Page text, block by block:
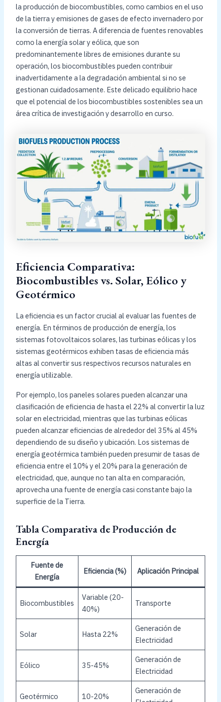
la producción de biocombustibles, como cambios en el uso
de la tierra y emisiones de gases de efecto invernadero por
la conversión de tierras. A diferencia de fuentes renovables
como la energía solar y eólica, que son
predominantemente libres de emisiones durante su
operación, los biocombustibles pueden contribuir
inadvertidamente a la degradación ambiental si no se
gestionan cuidadosamente. Este delicado equilibrio hace
que el potencial de los biocombustibles sostenibles sea un
área crítica de investigación y desarrollo en curso.
Eficiencia Comparativa:
Biocombustibles vs. Solar, Eólico y
Geotérmico
La eficiencia es un factor crucial al evaluar las fuentes de
energía. En términos de producción de energía, los
sistemas fotovoltaicos solares, las turbinas eólicas y los
sistemas geotérmicos exhiben tasas de eficiencia más
altas al convertir sus respectivos recursos naturales en
energía utilizable.
Por ejemplo, los paneles solares pueden alcanzar una
clasificación de eficiencia de hasta el 22% al convertir la luz
solar en electricidad, mientras que las turbinas eólicas
pueden alcanzar eficiencias de alrededor del 35% al 45%
dependiendo de su diseño y ubicación. Los sistemas de
energía geotérmica también pueden presumir de tasas de
eficiencia entre el 10% y el 20% para la generación de
electricidad, que, aunque no tan alta en comparación,
aprovecha una fuente de energía casi constante bajo la
superficie de la Tierra.
Tabla Comparativa de Producción de
Energía
Fuente de
Energía
Eficiencia (%) Aplicación Principal
Biocombustibles
Variable (20-
40%)
Transporte
Solar Hasta 22%
Generación de
Electricidad
Eólico 35-45%
Generación de
Electricidad
Geotérmico 10-20%
Generación de